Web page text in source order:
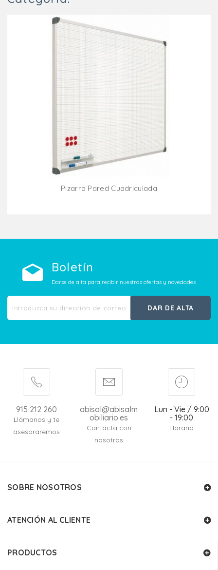
Pizarra Pared Cuadriculada
Boletín
Darse de alta para recibir nuestras ofertas y novedades
DAR DE ALTA
915 212 260
Llámanos y te
asesoraremos
abisal@abisalm
obiliario.es
Contacta con
nosotros
Lun - Vie / 9:00
- 19:00
Horario
SOBRE NOSOTROS
ATENCIÓN AL CLIENTE
PRODUCTOS